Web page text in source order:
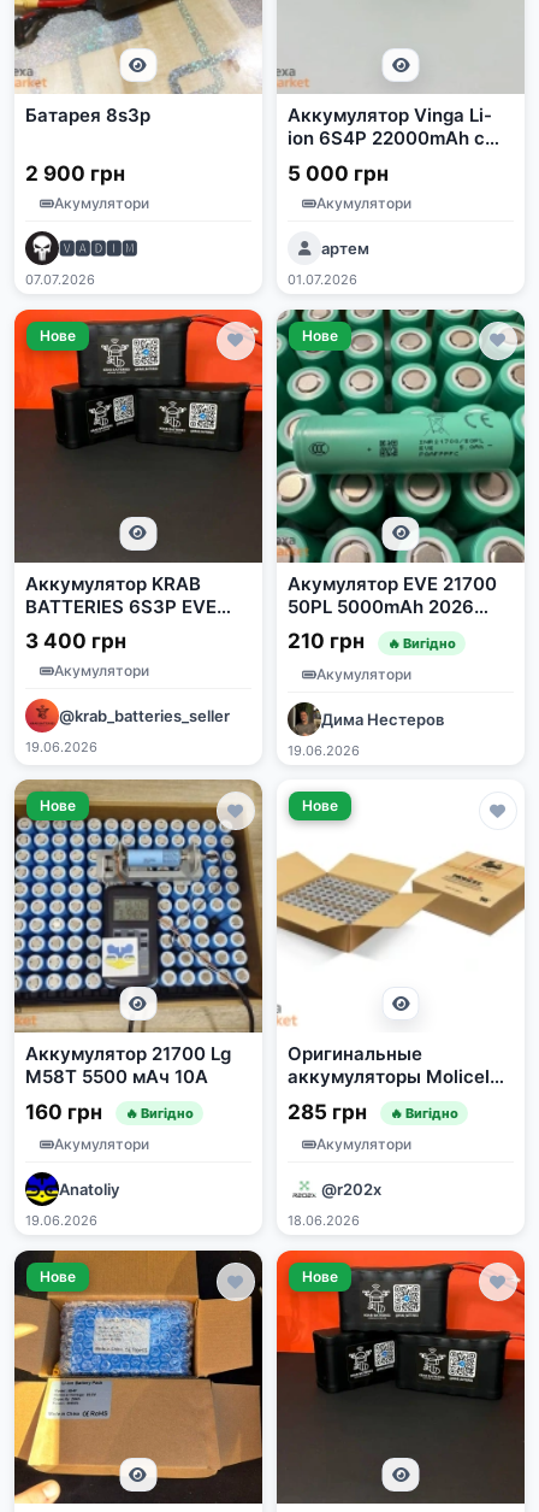
Батарея 8s3p
2 900 грн
Акумулятори
🆅🅰🅳🅸🅼
07.07.2026
Аккумулятор Vinga Li-
ion 6S4P 22000mAh с
элементами JHY Li-Ion
21700
5 000 грн
Акумулятори
артем
01.07.2026
Нове
Аккумулятор KRAB
BATTERIES 6S3P EVE
40P 12000 mAh 120A
3 400 грн
Акумулятори
@krab_batteries_seller
19.06.2026
Нове
Акумулятор EVE 21700
50PL 5000mAh 2026
року
210 грн 🔥 Вигідно
Акумулятори
Дима Нестеров
19.06.2026
Нове
Аккумулятор 21700 Lg
M58T 5500 мАч 10А
160 грн 🔥 Вигідно
Акумулятори
Anatoliy
19.06.2026
Нове
Оригинальные
аккумуляторы Molicel
P50B Grade A
285 грн 🔥 Вигідно
Акумулятори
@r202x
18.06.2026
Нове Нове